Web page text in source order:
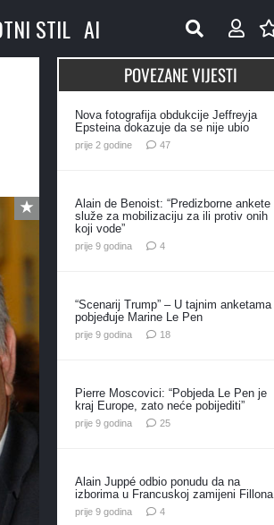
STIL AI
POVEZANE VIJESTI
Nova fotografija obdukcije Jeffreyja
Epsteina dokazuje da se nije ubio
prije 2 godine 47komentara
Alain de Benoist: “Predizborne ankete
služe za mobilizaciju za ili protiv onih
koji vode”
prije 9 godina 4komentara
“Scenarij Trump” – U tajnim anketama
pobjeđuje Marine Le Pen
prije 9 godina 18komentara
Pierre Moscovici: “Pobjeda Le Pen je
kraj Europe, zato neće pobijediti”
prije 9 godina 25komentara
Alain Juppé odbio ponudu da na
izborima u Francuskoj zamijeni Fillona
prije 9 godina 4komentara